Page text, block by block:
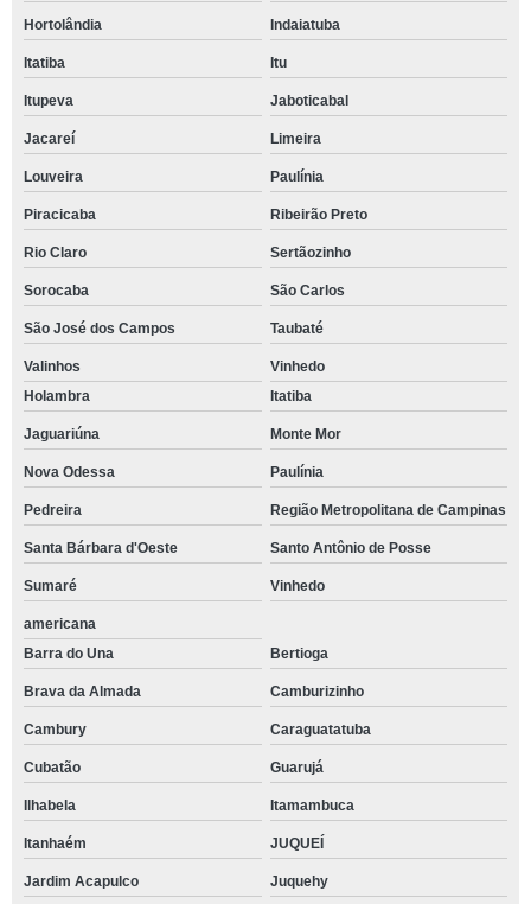
Hortolândia Indaiatuba
Itatiba Itu
Itupeva Jaboticabal
Jacareí Limeira
Louveira Paulínia
Piracicaba Ribeirão Preto
Rio Claro Sertãozinho
Sorocaba São Carlos
São José dos Campos Taubaté
Valinhos
Vinhedo
Holambra
Itatiba
Jaguariúna Monte Mor
Nova Odessa Paulínia
Pedreira Região Metropolitana de Campinas
Santa Bárbara d'Oeste Santo Antônio de Posse
Sumaré Vinhedo
americana
Barra do Una
Bertioga
Brava da Almada Camburizinho
Cambury Caraguatatuba
Cubatão Guarujá
Ilhabela Itamambuca
Itanhaém JUQUEÍ
Jardim Acapulco Juquehy